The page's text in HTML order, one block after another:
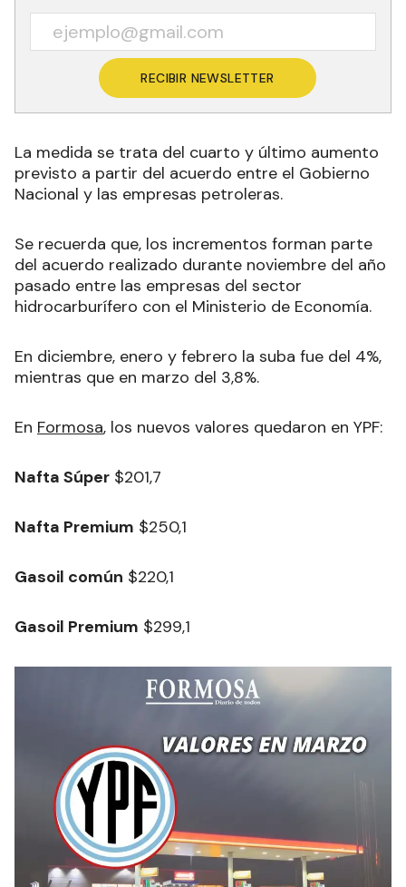
RECIBIR NEWSLETTER
La medida se trata del cuarto y último aumento
previsto a partir del acuerdo entre el Gobierno
Nacional y las empresas petroleras.
Se recuerda que, los incrementos forman parte
del acuerdo realizado durante noviembre del año
pasado entre las empresas del sector
hidrocarburífero con el Ministerio de Economía.
En diciembre, enero y febrero la suba fue del 4%,
mientras que en marzo del 3,8%.
En Formosa, los nuevos valores quedaron en YPF:
Nafta Súper $201,7
Nafta Premium $250,1
Gasoil común $220,1
Gasoil Premium $299,1